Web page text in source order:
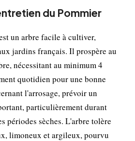
du Pommier
un arbre facile à cultiver,
jardins français. Il prospère au
nécessitant au minimum 4
quotidien pour une bonne
l'arrosage, prévoir un
particulièrement durant
périodes sèches. L'arbre tolère
limoneux et argileux, pourvu